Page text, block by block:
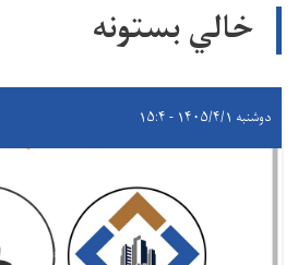
خالي بستونه
دوشنبه ۱۴۰۵/۴/۱ - ۱۵:۴